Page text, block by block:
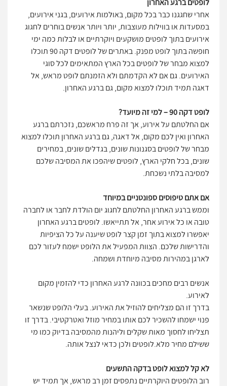
לופטים ברגע האחרון
אחרי שחגגנו כבר בכל מקום, באולמות אירועים, בגני אירועים,
במסעדות או בווילות מעוצבות, יותר ויותר אנשים בוחרים לחגוג
אירועים בתוך לופטים מושקעים ויוקרתיים או לבלות כמה ימי
חופשה בתוך לופט מפנק. באתרים של לופטים דקה 90 תוכלו
למצוא מבחר של לופטים בכל הארץ המתאימים לכל סוגי
האירועים. גם אם לא הקדמתם ולא הזמנתם לופט מראש, אל
דאגה תמיד תוכלו למצוא מקום, גם ברגע האחרון.
לופט דקה 90 – למי זה מיועד?
אם החלטתם על אירוע, אך זה פרח מראשכם, נזכרתם ברגע
האחרון ואין לכם מקום, אל דאגה, גם ברגע האחרון תוכלו למצוא
מבחר של לופטים בסגנונות שונים, בגדלים שונים, במחירים
שונים, בכל חלקי הארץ, לופטים שיהפכו את המסיבה שלכם
למסיבה בלתי נשכחת.
אם אתם טיפוסים ספונטניים במיוחד
וממש ברגע האחרון החלטתם לחגוג יום הולדת לחבר או לחברה
טובה או כל אירוע אחר, אל תתייאשו. לופטים ברגע האחרון
יאפשרו למצוא בתוך זמן קצר לופט שיענה על כל הציפיות
והדרישות שלכם. הצוות המפעיל את הלופט ישמח לעזור לכם
לארגן במהירות מסיבה מיוחדת ושמחה.
אנשים רבים מחכים בכוונה לרגע האחרון כדי להזמין מקום
לאירוע.
בדרך זו הם מצליחים להוזיל את האירוע. בעלי הלופט שנשאר
פנוי ישמחו להשכיר לכם אותו במחיר מוזל ואטרקטיבי. בדרך זו
תצליחו לחסוך מאות שקלים וליהנות מהמסיבה בדיוק כמו מי
ששילם מחיר מלא.לופטים ולכן כדאי לנצל אותה.
לא קל למצוא לופט בדקה התשעים
רוב הלופטים היוקרתיים נתפסים זמן רב מראש, אך תמיד יש